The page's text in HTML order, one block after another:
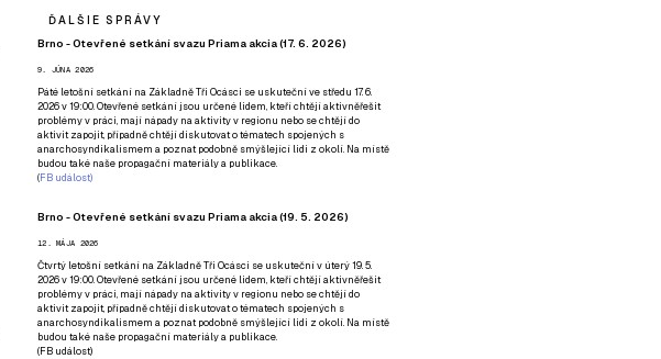
ĎALŠIE SPRÁVY
Brno - Otevřené setkání svazu Priama akcia (17. 6. 2026)
9. JÚNA 2026
Páté letošní setkání na Základně Tři Ocásci se uskuteční ve středu 17. 6.
2026 v 19:00. Otevřené setkání jsou určené lidem, kteří chtějí aktivněřešit
problémy v práci, mají nápady na aktivity v regionu nebo se chtějí do
aktivit zapojit, případně chtějí diskutovat o tématech spojených s
anarchosyndikalismem a poznat podobně smýšlející lidi z okolí. Na místě
budou také naše propagační materiály a publikace.
(FB událost)
Brno - Otevřené setkání svazu Priama akcia (19. 5. 2026)
12. MÁJA 2026
Čtvrtý letošní setkání na Základně Tři Ocásci se uskuteční v úterý 19. 5.
2026 v 19:00. Otevřené setkání jsou určené lidem, kteří chtějí aktivněřešit
problémy v práci, mají nápady na aktivity v regionu nebo se chtějí do
aktivit zapojit, případně chtějí diskutovat o tématech spojených s
anarchosyndikalismem a poznat podobně smýšlející lidi z okolí. Na místě
budou také naše propagační materiály a publikace.
(FB událost)